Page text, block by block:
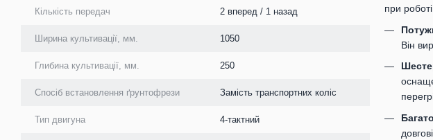
Кількість передач 2 вперед / 1 назад
Ширина культивації, мм. 1050
Глибина культивації, мм. 250
Спосіб встановлення ґрунтофрези Замість транспортних коліс
Тип двигуна 4-тактний
при
Він